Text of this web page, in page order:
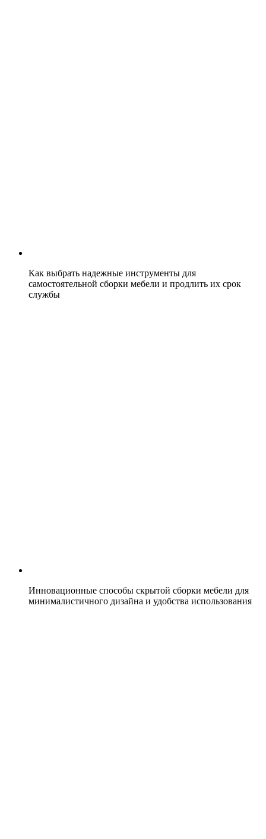
Как выбрать надежные инструменты для
самостоятельной сборки мебели и продлить их срок
службы
Инновационные способы скрытой сборки мебели для
минималистичного дизайна и удобства использования